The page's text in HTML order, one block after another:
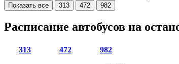
Показать все
313 472 982
Расписание автобусов на
313 472 982